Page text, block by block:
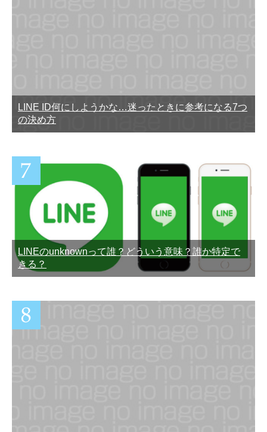
LINE ID何にしようかな…迷ったときに参考になる7つ
の決め方
LINEのunknownって誰？どういう意味？誰か特定で
きる？